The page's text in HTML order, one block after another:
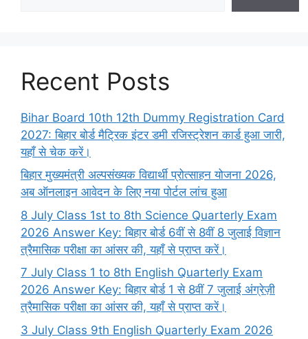
Recent Posts
Bihar Board 10th 12th Dummy Registration Card
2027: बिहार बोर्ड मैट्रिक इंटर डमी रजिस्ट्रेशन कार्ड हुआ जारी,
यहाँ से चेक करें।
बिहार मुख्यमंत्री अल्पसंख्यक विद्यार्थी प्रोत्साहन योजना 2026,
अब ऑनलाइन आवेदन के लिए नया पोर्टल लांच हुआ
8 July Class 1st to 8th Science Quarterly Exam
2026 Answer Key: बिहार बोर्ड 6वीं से 8वीं 8 जुलाई विज्ञान
त्रैमासिक परीक्षा का आंसर की, यहाँ से प्राप्त करें।
7 July Class 1 to 8th English Quarterly Exam
2026 Answer Key: बिहार बोर्ड 1 से 8वीं 7 जुलाई अंग्रेज़ी
त्रैमासिक परीक्षा का आंसर की, यहाँ से प्राप्त करें।
3 July Class 9th English Quarterly Exam 2026